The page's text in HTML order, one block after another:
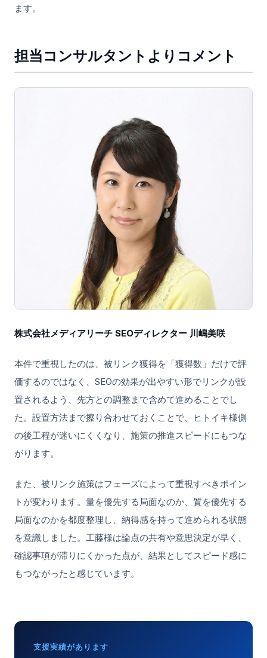
ます。
担当コンサルタントよりコメント
株式会社メディアリーチ SEOディレクター 川嶋美咲
本件で重視したのは、被リンク獲得を「獲得数」だけで評
価するのではなく、SEOの効果が出やすい形でリンクが設
置されるよう、先方との調整まで含めて進めることでし
た。設置方法まで擦り合わせておくことで、ヒトイキ様側
の後工程が迷いにくくなり、施策の推進スピードにもつな
がります。
また、被リンク施策はフェーズによって重視すべきポイン
トが変わります。量を優先する局面なのか、質を優先する
局面なのかを都度整理し、納得感を持って進められる状態
を意識しました。工藤様は論点の共有や意思決定が早く、
確認事項が滞りにくかった点が、結果としてスピード感に
もつながったと感じています。
支援実績があります